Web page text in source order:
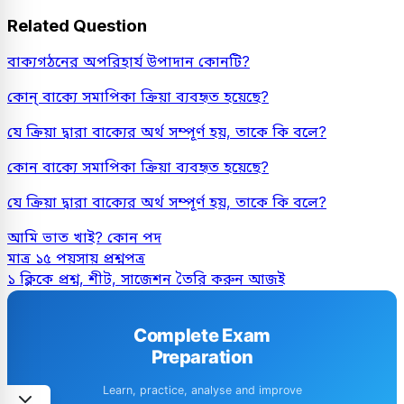
Related Question
বাক্যগঠনের অপরিহার্য উপাদান কোনটি?
কোন্ বাক্যে সমাপিকা ক্রিয়া ব্যবহৃত হয়েছে?
যে ক্রিয়া দ্বারা বাক্যের অর্থ সম্পূর্ণ হয়, তাকে কি বলে?
কোন বাক্যে সমাপিকা ক্রিয়া ব্যবহৃত হয়েছে?
যে ক্রিয়া দ্বারা বাক্যের অর্থ সম্পূর্ণ হয়, তাকে কি বলে?
আমি ভাত খাই? কোন পদ
মাত্র ১৫ পয়সায় প্রশ্নপত্র
১ ক্লিকে প্রশ্ন, শীট, সাজেশন তৈরি করুন আজই
Complete Exam
Preparation
Learn, practice, analyse and improve